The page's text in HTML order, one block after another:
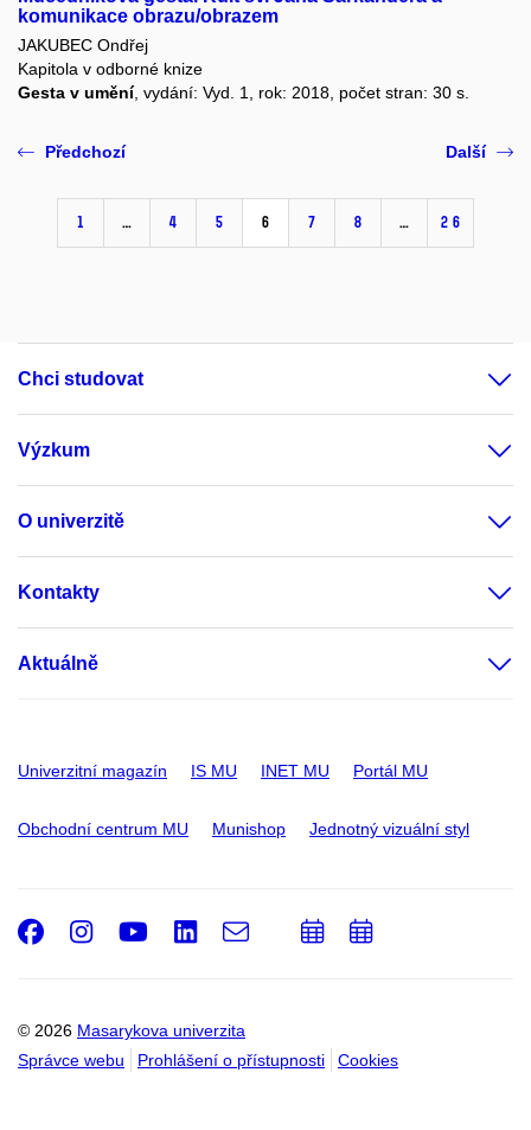
komunikace obrazu/obrazem
JAKUBEC Ondřej
Kapitola v odborné knize
Gesta v umění, vydání: Vyd. 1, rok: 2018, počet stran: 30 s.
Předchozí
1 … 4 5 6 7 8 … 26
Další
Chci studovat
Výzkum
O univerzitě
Kontakty
Aktuálně
Univerzitní magazín IS MU INET MU Portál MU
Obchodní centrum MU Munishop Jednotný vizuální styl
© 2026 Masarykova univerzita
Správce webu
Prohlášení o přístupnosti Cookies
Facebook
Instagram
Youtube
LinkedIn
e-
Email
PřidatPřidat